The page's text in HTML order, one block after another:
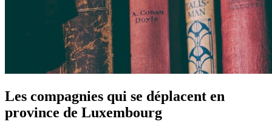
Les compagnies qui se déplacent en
province de Luxembourg